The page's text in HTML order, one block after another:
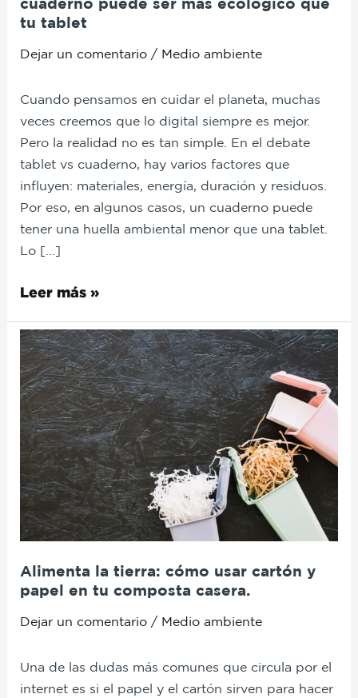
cuaderno puede ser más ecológico que
tu tablet
Dejar un comentario / Medio ambiente
Cuando pensamos en cuidar el planeta, muchas
veces creemos que lo digital siempre es mejor.
Pero la realidad no es tan simple. En el debate
tablet vs cuaderno, hay varios factores que
influyen: materiales, energía, duración y residuos.
Por eso, en algunos casos, un cuaderno puede
tener una huella ambiental menor que una tablet.
Lo […]
ser
más
ecológico
tu
tablet
Leer más »
Alimenta la tierra: cómo usar cartón y
papel en tu composta casera.
Dejar un comentario / Medio ambiente
Una de las dudas más comunes que circula por el
internet es si el papel y el cartón sirven para hacer
Alimenta
la
tierra:
cómo
usar
cartón
papel
en
tu
casera.